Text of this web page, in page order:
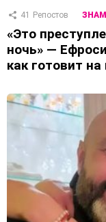
41 Репостов
«Это
ночь» —
как готовит на